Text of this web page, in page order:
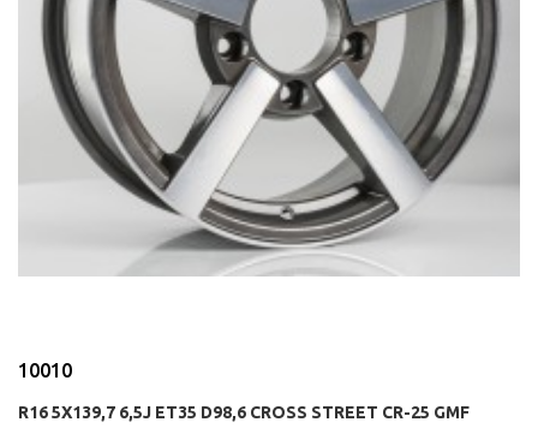
10010
R16 5X139,7 6,5J ET35 D98,6 CROSS STREET CR-25 GMF